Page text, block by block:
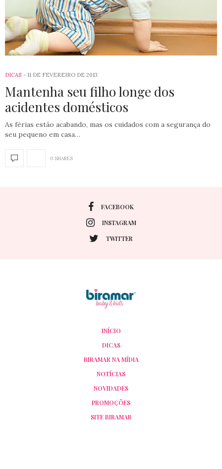
DICAS 11 DE FEVEREIRO DE 2013
Mantenha seu filho longe dos
acidentes domésticos
As férias estão acabando, mas os cuidados com a segurança do
seu pequeno em casa…
0 SHARES
FACEBOOK
INSTAGRAM
TWITTER
INÍCIO
DICAS
BIRAMAR NA MÍDIA
NOTÍCIAS
NOVIDADES
PROMOÇÕES
SITE BIRAMAR